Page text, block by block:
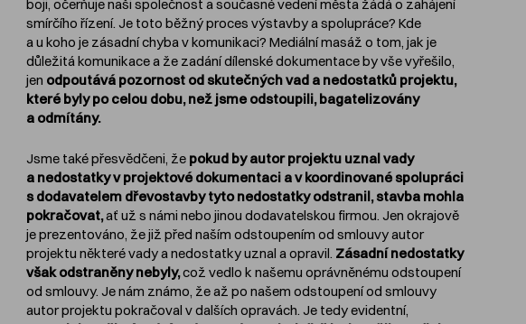
boji, očerňuje naši společnost a současné vedení města žádá o zahájení
smírčího řízení. Je toto běžný proces výstavby a spolupráce? Kde
a u koho je zásadní chyba v komunikaci? Mediální masáž o tom, jak je
důležitá komunikace a že zadání dílenské dokumentace by vše vyřešilo,
jen odpoutává pozornost od skutečných vad a nedostatků projektu,
které byly po celou dobu, než jsme odstoupili, bagatelizovány
a odmítány.
Jsme také přesvědčeni, že pokud by autor projektu uznal vady
a nedostatky v projektové dokumentaci a v koordinované spolupráci
s dodavatelem dřevostavby tyto nedostatky odstranil, stavba mohla
pokračovat,ať už s námi nebo jinou dodavatelskou firmou. Jen okrajově
je prezentováno, že již před naším odstoupením od smlouvy autor
projektu některé vady a nedostatky uznal a opravil. Zásadní nedostatky
však odstraněny nebyly,což vedlo k našemu oprávněnému odstoupení
od smlouvy. Je nám známo, že až po našem odstoupení od smlouvy
autor projektu pokračoval v dalších opravách. Je tedy evidentní,